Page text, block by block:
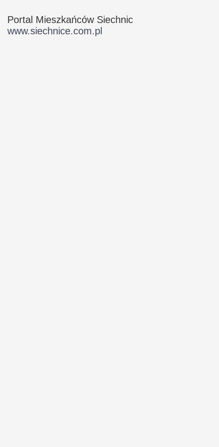
Portal Mieszkańców Siechnic
www.siechnice.com.pl